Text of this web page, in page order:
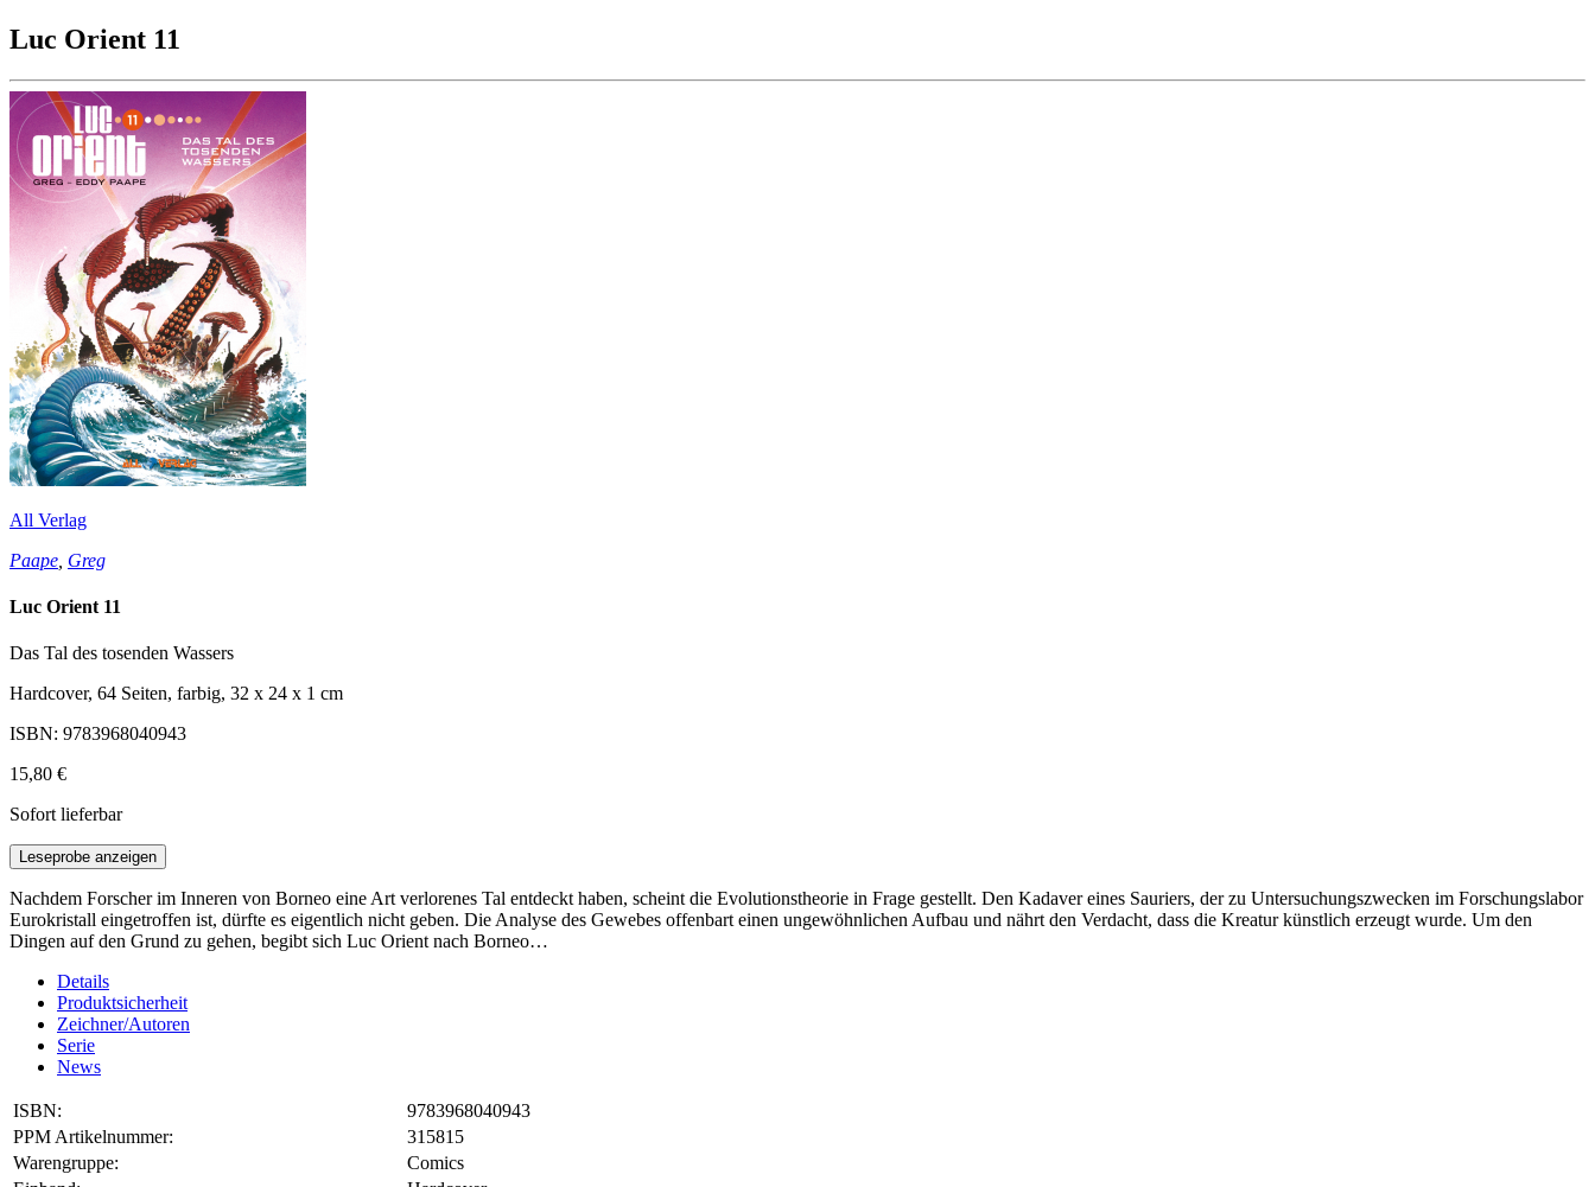
Luc Orient 11
All Verlag
Paape Greg
Luc Orient 11
Das Tal des tosenden Wassers
Hardcover, 64 Seiten, farbig, 32 x 24 x 1 cm
ISBN: 9783968040943
15,80 €
Sofort lieferbar
Leseprobe anzeigen
Nachdem Forscher im Inneren von Borneo eine Art verlorenes Tal entdeckt haben, scheint die Evolutionstheorie in Frage gestellt. Den Kadaver eines Sauriers, der zu Untersuchungszwecken im Forschungslabor
Eurokristall eingetroffen ist, dürfte es eigentlich nicht geben. Die Analyse des Gewebes offenbart einen ungewöhnlichen Aufbau und nährt den Verdacht, dass die Kreatur künstlich erzeugt wurde. Um den
Dingen auf den Grund zu gehen, begibt sich Luc Orient nach Borneo…
Details
Produktsicherheit
Zeichner/Autoren
Serie
News
ISBN:
9783968040943
PPM Artikelnummer:
315815
Warengruppe:
Comics